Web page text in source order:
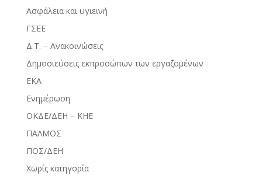
Ασφάλεια και υγιεινή
ΓΣΕΕ
Δ.Τ. – Ανακοινώσεις
Δημοσιεύσεις εκπροσώπων των εργαζομένων
ΕΚΑ
Ενημέρωση
ΟΚΔΕ/ΔΕΗ – ΚΗΕ
ΠΑΛΜΟΣ
ΠΟΣ/ΔΕΗ
Χωρίς κατηγορία